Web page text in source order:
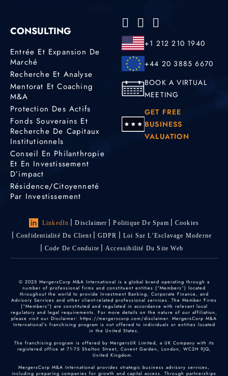
CONSULTING
Entrée Et Expansion De
Marché
Recherche Et Analyse
Mentorat Et Coaching
M&A
Protection Des Actifs
Fonds Souverains Et
Recherche De Capitaux
Institutionnels
Conseil En Philanthropie
Et En Investissement
D’impact
Résidence/citoyenneté
Par Investissement
+1 212 210 1940
+44 20 3885 6670
BOOK A VIRTUAL
MEETING
GET FREE
BUSINESS
VALUATION
LinkedIn Disclaimer Politique De Spam
Cookies
Confidentialité Du Client
GDPR
Loi Sur L’Esclavage Moderne
Code De Conduite
Accessibilité Du Site Web
© 2025 MergersCorp M&A International is a global brand operating through a
number of professional firms and constituent entities (“Members”) located
throughout the world to provide Investment Banking, Corporate Finance, and
Advisory Services and other client-related professional services. The Member Firms
(“Members”) are constituted and regulated in accordance with relevant local
regulatory and legal requirements. For more details on the nature of our affiliation,
please visit our Disclaimer: https://mergerscorp.com/disclaimer. MergersCorp M&A
International's franchising program is not offered to individuals or entities located
in the United States.
The franchising program is offered by MergersUK Limited, a UK Company with its
registered office at 71-75 Shelton Street, Covent Garden, London, WC2H 9JQ,
United Kingdom.
MergersCorp M&A International provides strategic business advisory services,
including preparing companies for growth and capital access. Through partnerships